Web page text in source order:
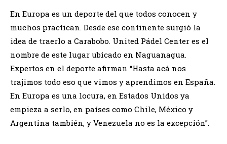
En Europa es un deporte del que todos conocen y
muchos practican. Desde ese continente surgió la
idea de traerlo a Carabobo. United Pádel Center es el
nombre de este lugar ubicado en Naguanagua.
Expertos en el deporte afirman “Hasta acá nos
trajimos todo eso que vimos y aprendimos en España.
En Europa es una locura, en Estados Unidos ya
empieza a serlo, en países como Chile, México y
Argentina también, y Venezuela no es la excepción”.